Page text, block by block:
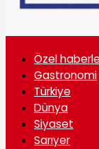
Özel
Gastronomi
Türkiye
Dünya
Siyaset
Sarıyer